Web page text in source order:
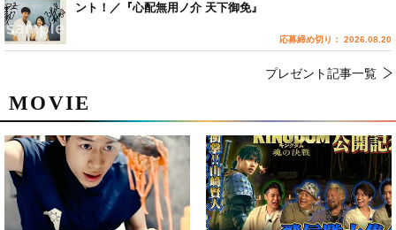
MOVIE
ント！／『心配無用ノ介 天下御免』
応募締め切り： 2026.08.20
プレゼント記事一覧